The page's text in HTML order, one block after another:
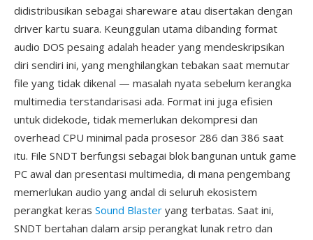
didistribusikan sebagai shareware atau disertakan dengan
driver kartu suara. Keunggulan utama dibanding format
audio DOS pesaing adalah header yang mendeskripsikan
diri sendiri ini, yang menghilangkan tebakan saat memutar
file yang tidak dikenal — masalah nyata sebelum kerangka
multimedia terstandarisasi ada. Format ini juga efisien
untuk didekode, tidak memerlukan dekompresi dan
overhead CPU minimal pada prosesor 286 dan 386 saat
itu. File SNDT berfungsi sebagai blok bangunan untuk game
PC awal dan presentasi multimedia, di mana pengembang
memerlukan audio yang andal di seluruh ekosistem
perangkat keras Sound Blaster yang terbatas. Saat ini,
SNDT bertahan dalam arsip perangkat lunak retro dan